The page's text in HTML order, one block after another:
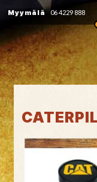
Myymälä 06 4229 888